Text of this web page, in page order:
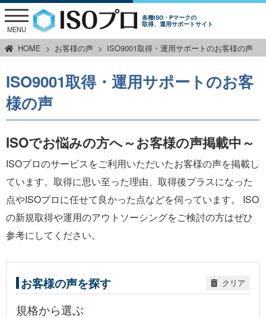
各種ISO・Pマークの
取得、運用サポートサイト
MENU
HOME お客様の声 ISO9001取得・運用サポートのお客様の声
ISO9001取得・運用サポートのお客
様の声
ISOでお悩みの方へ～お客様の声掲載中～
ISOプロのサービスをご利用いただいたお客様の声を掲載し
ています。取得に思い至った理由、取得後プラスになった
点やISOプロに任せて良かった点などを伺っています。 ISO
の新規取得や運用のアウトソーシングをご検討の方はぜひ
参考にしてください。
お客様の声を探す クリア
規格から選ぶ